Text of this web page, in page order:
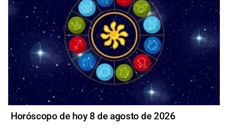
Horóscopo de hoy 8 de agosto de 2026